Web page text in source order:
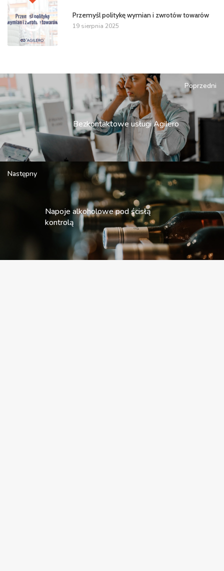
5 Przemyśl politykę wymian i zwrotów towarów
19 sierpnia 2025
Poprzedni
Bezkontaktowe usługi Agilero
Następny
Napoje alkoholowe pod ścisłą
kontrolą